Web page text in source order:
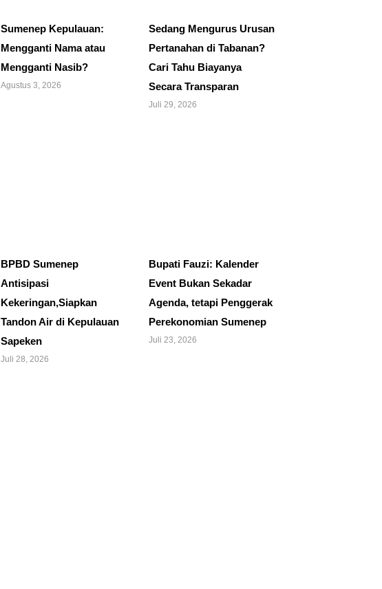
Sumenep Kepulauan:
Mengganti Nama atau
Mengganti Nasib?
Agustus 3, 2026
Sedang Mengurus Urusan
Pertanahan di Tabanan?
Cari Tahu Biayanya
Secara Transparan
Juli 29, 2026
BPBD Sumenep
Antisipasi
Kekeringan,Siapkan
Tandon Air di Kepulauan
Sapeken
Juli 28, 2026
Bupati Fauzi: Kalender
Event Bukan Sekadar
Agenda, tetapi Penggerak
Perekonomian Sumenep
Juli 23, 2026